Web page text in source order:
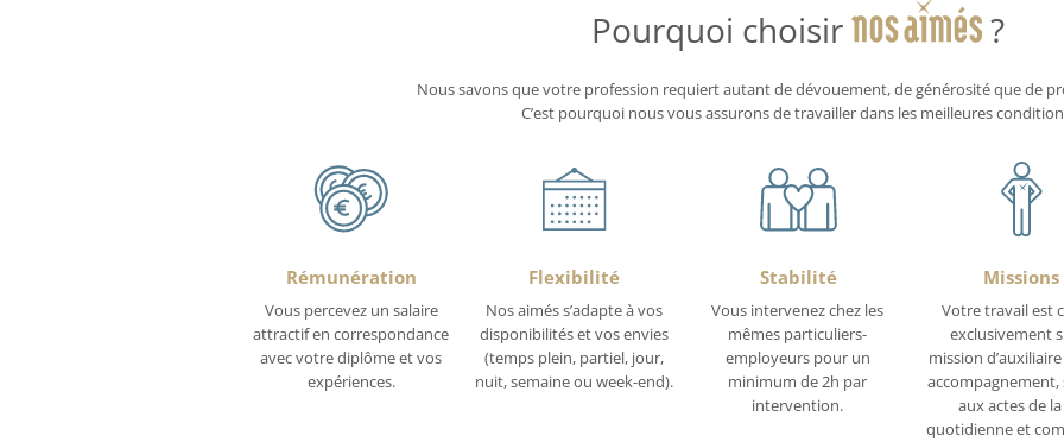
Pourquoi choisir ?
Nous savons que votre profession requiert autant de dévouement, de générosité que de
C’est pourquoi nous vous assurons de travailler dans les meilleures
Rémunération
Vous percevez un salaire
attractif en correspondance
avec votre diplôme et vos
expériences.
Flexibilité
Nos aimés s’adapte à vos
disponibilités et vos envies
(temps plein, partiel, jour,
nuit, semaine ou week-end).
Stabilité
Vous intervenez chez les
mêmes particuliers-
employeurs pour un
minimum de 2h par
intervention.
Missions
Votre travail est
exclusivement
mission
aux actes de
quotidienne et